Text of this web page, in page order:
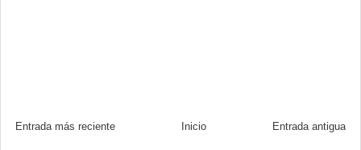
Entrada más reciente Entrada antigua
Inicio